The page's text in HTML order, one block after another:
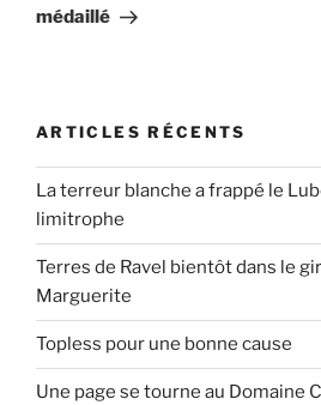
médaillé
ARTICLES RÉCENTS
La terreur blanche a frappé le
limitrophe
Terres de Ravel bientôt dans le
Marguerite
Topless pour une bonne cause
Une page se tourne au Domaine